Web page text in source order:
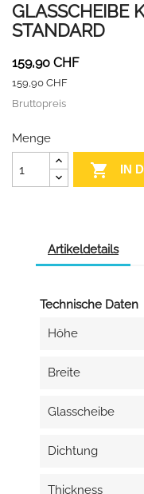
GLASSCHEIBE
STANDARD
159,90 CHF
159,90 CHF
Bruttopreis
Menge
 IN
Artikeldetails
Technische Daten
Höhe
Breite
Glasscheibe
Dichtung
Thickness